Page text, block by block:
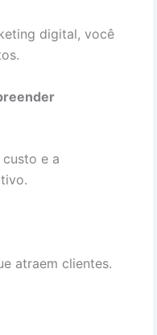
digital, você
e a
atraem clientes.